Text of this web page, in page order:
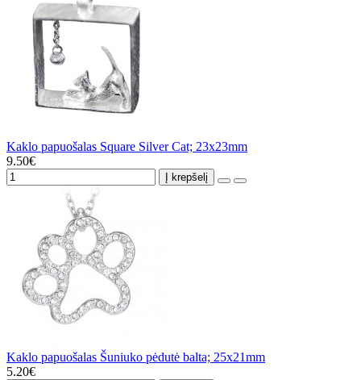
Kaklo papuošalas Square Silver Cat; 23x23mm
9.50€
Į krepšelį
Kaklo papuošalas Šuniuko pėdutė balta; 25x21mm
5.20€